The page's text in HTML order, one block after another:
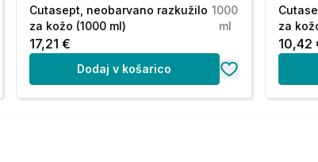
Cutasept, neobarvano razkužilo
za kožo (1000 ml)
1000
ml
17,21 €
Dodaj v košarico
za
10,42